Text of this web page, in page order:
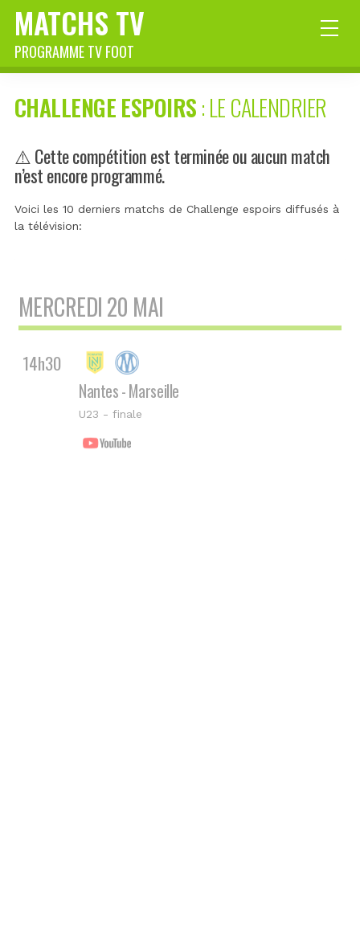
MATCHS TV
PROGRAMME TV FOOT
CHALLENGE ESPOIRS: LE CALENDRIER
⚠️ Cette compétition est terminée ou aucun match
n’est encore programmé.
Voici les 10 derniers matchs de Challenge espoirs diffusés à
la télévision:
MERCREDI 20 MAI
14h30
Nantes - Marseille
U23 - finale